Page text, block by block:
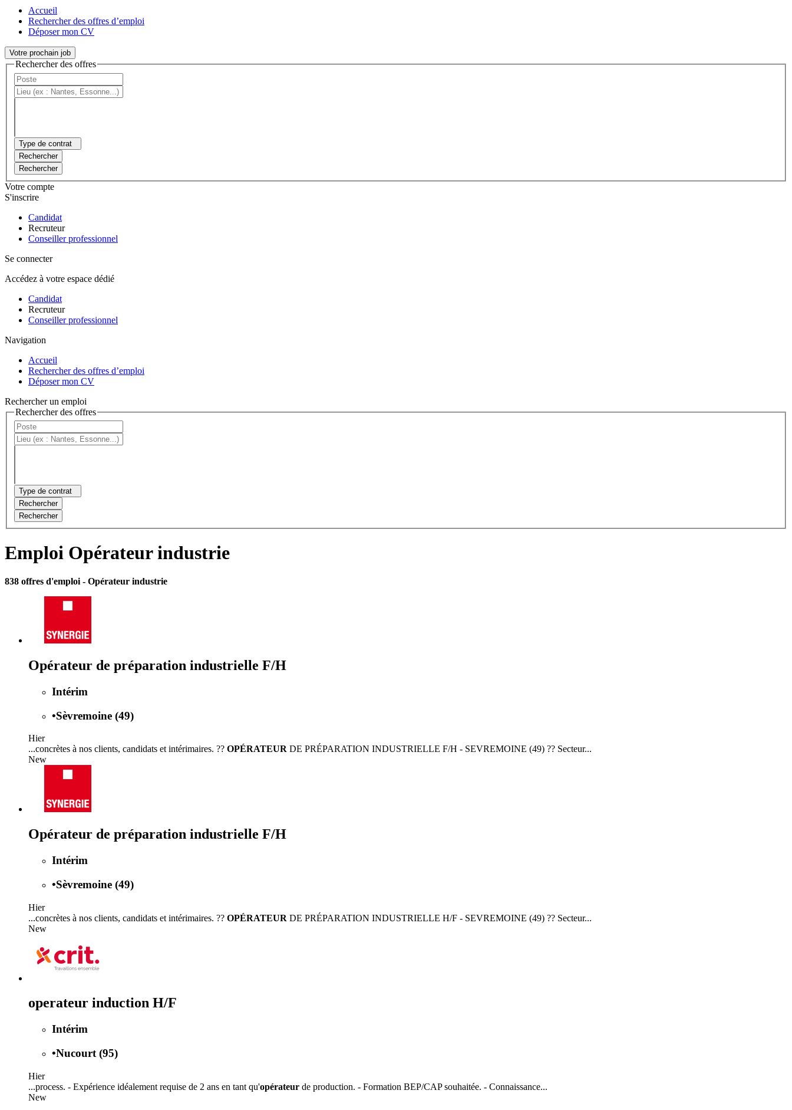
Accueil
Rechercher des offres d’emploi
Déposer mon CV
Votre prochain job
Rechercher des offres
Type de contrat
Rechercher
Rechercher
Votre compte
S'inscrire
Candidat
Recruteur
Conseiller professionnel
Se connecter
Accédez à votre espace dédié
Candidat
Recruteur
Conseiller professionnel
Navigation
Accueil
Rechercher des offres d’emploi
Déposer mon CV
Rechercher un emploi
Rechercher des offres
Type de contrat
Rechercher
Rechercher
Emploi Opérateur industrie
838 offres d'emploi - Opérateur industrie
Opérateur de préparation industrielle F/H
Intérim
•Sèvremoine (49)
Hier
...concrètes à nos clients, candidats et intérimaires. ?? OPÉRATEUR DE PRÉPARATION INDUSTRIELLE F/H - SEVREMOINE (49) ?? Secteur...
New
Opérateur de préparation industrielle F/H
Intérim
•Sèvremoine (49)
Hier
...concrètes à nos clients, candidats et intérimaires. ?? OPÉRATEUR DE PRÉPARATION INDUSTRIELLE H/F - SEVREMOINE (49) ?? Secteur...
New
operateur induction H/F
Intérim
•Nucourt (95)
Hier
...process. - Expérience idéalement requise de 2 ans en tant qu'opérateur de production. - Formation BEP/CAP souhaitée. - Connaissance...
New